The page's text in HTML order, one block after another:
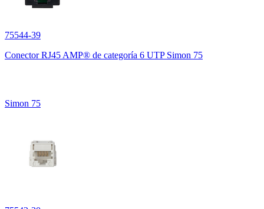
75544-39
Conector RJ45 AMP® de categoría 6 UTP Simon 75
Simon 75